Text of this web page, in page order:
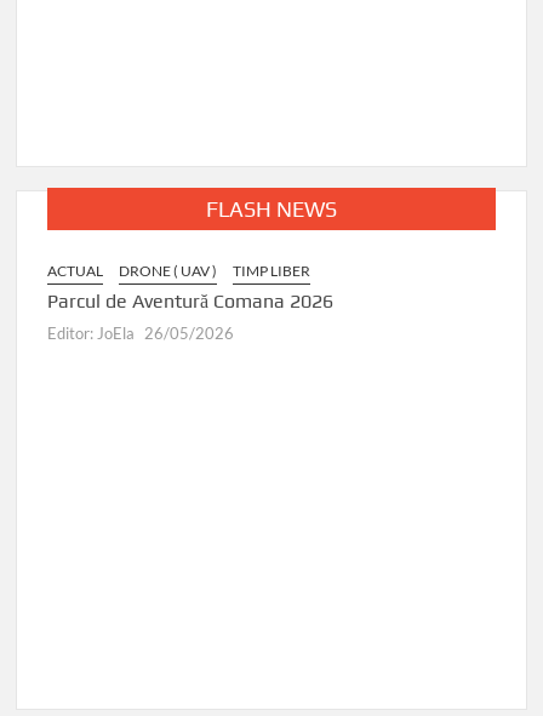
FLASH NEWS
ACTUAL DRONE ( UAV ) TIMP LIBER
Parcul de Aventură Comana 2026
Editor: JoEla 26/05/2026